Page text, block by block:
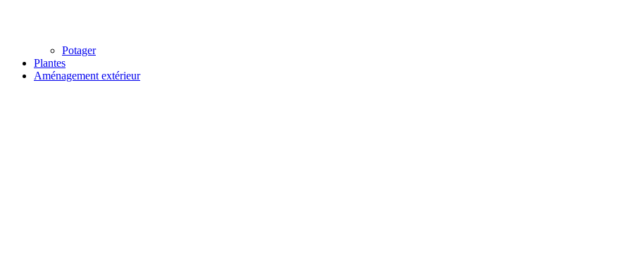
Potager
Plantes
Aménagement extérieur